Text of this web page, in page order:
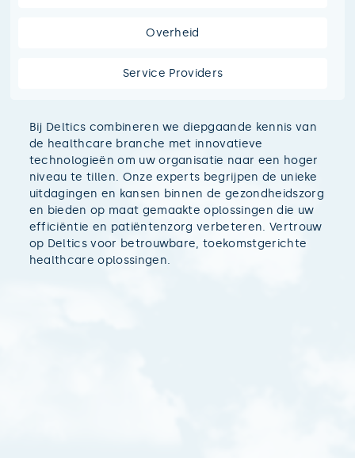
Overheid
Service Providers
Bij Deltics combineren we diepgaande kennis van
de healthcare branche met innovatieve
technologieën om uw organisatie naar een hoger
niveau te tillen. Onze experts begrijpen de unieke
uitdagingen en kansen binnen de gezondheidszorg
en bieden op maat gemaakte oplossingen die uw
efficiëntie en patiëntenzorg verbeteren. Vertrouw
op Deltics voor betrouwbare, toekomstgerichte
healthcare oplossingen.